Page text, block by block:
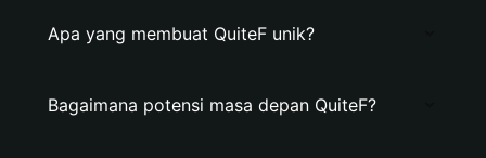
Apa yang membuat QuiteF unik?
Bagaimana potensi masa depan QuiteF?